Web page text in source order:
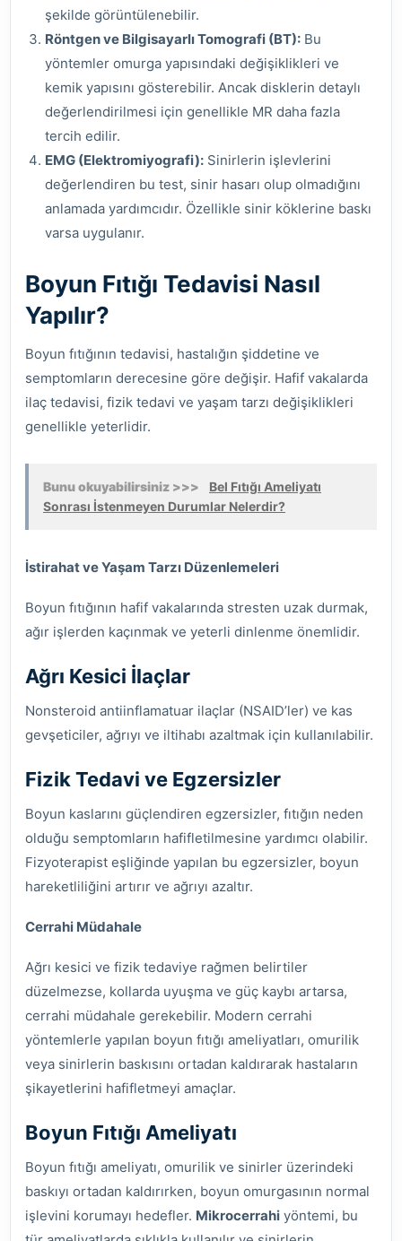
şekilde görüntülenebilir.
Röntgen ve Bilgisayarlı Tomografi (BT): Bu
yöntemler omurga yapısındaki değişiklikleri ve
kemik yapısını gösterebilir. Ancak disklerin detaylı
değerlendirilmesi için genellikle MR daha fazla
tercih edilir.
EMG (Elektromiyografi): Sinirlerin işlevlerini
değerlendiren bu test, sinir hasarı olup olmadığını
anlamada yardımcıdır. Özellikle sinir köklerine baskı
varsa uygulanır.
Boyun Fıtığı Tedavisi Nasıl
Yapılır?
Boyun fıtığının tedavisi, hastalığın şiddetine ve
semptomların derecesine göre değişir. Hafif vakalarda
ilaç tedavisi, fizik tedavi ve yaşam tarzı değişiklikleri
genellikle yeterlidir.
Bunu okuyabilirsiniz >>>
Bel Fıtığı Ameliyatı
Sonrası İstenmeyen Durumlar Nelerdir?
İstirahat ve Yaşam Tarzı Düzenlemeleri
Boyun fıtığının hafif vakalarında stresten uzak durmak,
ağır işlerden kaçınmak ve yeterli dinlenme önemlidir.
Ağrı Kesici İlaçlar
Nonsteroid antiinflamatuar ilaçlar (NSAID’ler) ve kas
gevşeticiler, ağrıyı ve iltihabı azaltmak için kullanılabilir.
Fizik Tedavi ve Egzersizler
Boyun kaslarını güçlendiren egzersizler, fıtığın neden
olduğu semptomların hafifletilmesine yardımcı olabilir.
Fizyoterapist eşliğinde yapılan bu egzersizler, boyun
hareketliliğini artırır ve ağrıyı azaltır.
Cerrahi Müdahale
Ağrı kesici ve fizik tedaviye rağmen belirtiler
düzelmezse, kollarda uyuşma ve güç kaybı artarsa,
cerrahi müdahale gerekebilir. Modern cerrahi
yöntemlerle yapılan boyun fıtığı ameliyatları, omurilik
veya sinirlerin baskısını ortadan kaldırarak hastaların
şikayetlerini hafifletmeyi amaçlar.
Boyun Fıtığı Ameliyatı
Boyun fıtığı ameliyatı, omurilik ve sinirler üzerindeki
baskıyı ortadan kaldırırken, boyun omurgasının normal
işlevini korumayı hedefler. Mikrocerrahi yöntemi, bu